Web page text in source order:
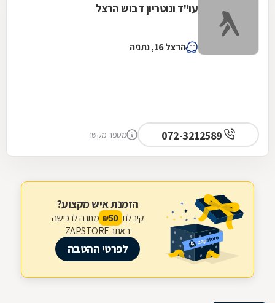
עו"ד ונוטריון דבוש הרצל
הרצל 16, נתניה
מספר מקשר
הזמנת איש מקצוע?
קיבלת 50
₪ מתנה לרכישה
באתר ZAPSTORE
לפרטי ההטבה